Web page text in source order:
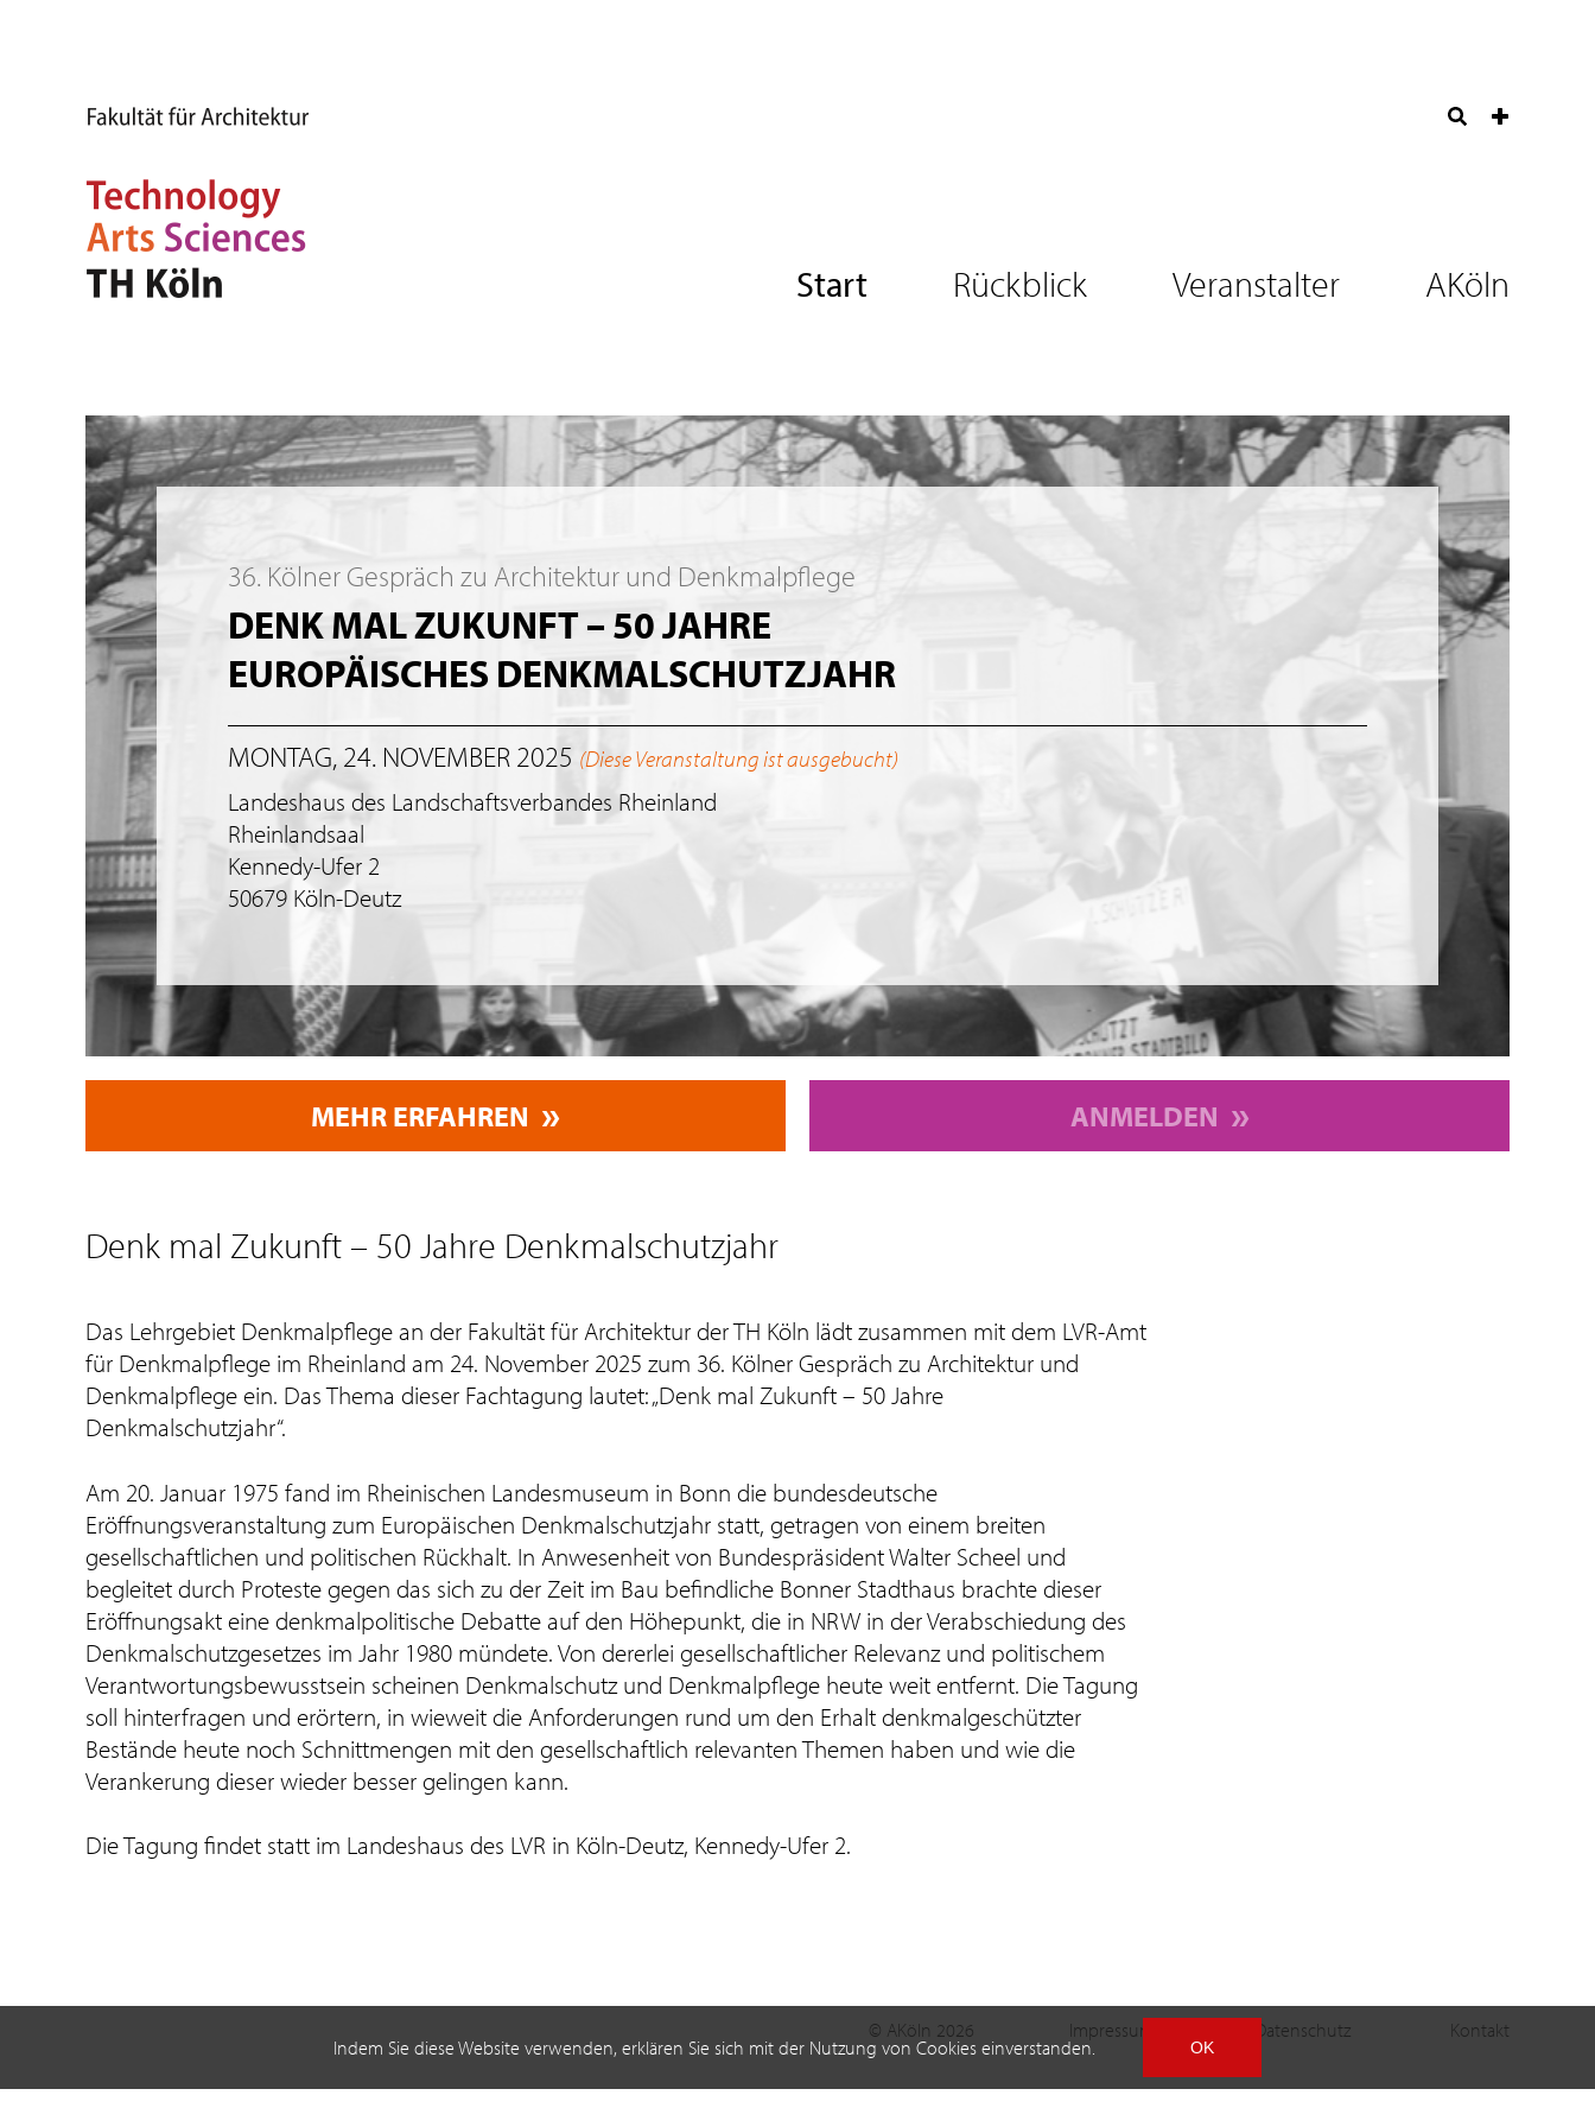
Indem Sie diese Website verwenden, erklären Sie sich mit der Nutzung von Cookies einverstanden. OK
Start Rückblick Veranstalter AKöln
36. Kölner Gespräch zu Architektur und Denkmalpflege
DENK MAL ZUKUNFT – 50 JAHRE
EUROPÄISCHES DENKMALSCHUTZJAHR
MONTAG, 24. NOVEMBER 2025 (Diese Veranstaltung ist ausgebucht)
Landeshaus des Landschaftsverbandes Rheinland
Rheinlandsaal
Kennedy-Ufer 2
50679 Köln-Deutz
MEHR ERFAHREN ANMELDEN
Denk mal Zukunft – 50 Jahre Denkmalschutzjahr
Das Lehrgebiet Denkmalpflege an der Fakultät für Architektur der TH Köln lädt zusammen mit dem LVR-Amt
für Denkmalpflege im Rheinland am 24. November 2025 zum 36. Kölner Gespräch zu Architektur und
Denkmalpflege ein. Das Thema dieser Fachtagung lautet: „Denk mal Zukunft – 50 Jahre
Denkmalschutzjahr“.
Am 20. Januar 1975 fand im Rheinischen Landesmuseum in Bonn die bundesdeutsche
Eröffnungsveranstaltung zum Europäischen Denkmalschutzjahr statt, getragen von einem breiten
gesellschaftlichen und politischen Rückhalt. In Anwesenheit von Bundespräsident Walter Scheel und
begleitet durch Proteste gegen das sich zu der Zeit im Bau befindliche Bonner Stadthaus brachte dieser
Eröffnungsakt eine denkmalpolitische Debatte auf den Höhepunkt, die in NRW in der Verabschiedung des
Denkmalschutzgesetzes im Jahr 1980 mündete. Von dererlei gesellschaftlicher Relevanz und politischem
Verantwortungsbewusstsein scheinen Denkmalschutz und Denkmalpflege heute weit entfernt. Die Tagung
soll hinterfragen und erörtern, in wieweit die Anforderungen rund um den Erhalt denkmalgeschützter
Bestände heute noch Schnittmengen mit den gesellschaftlich relevanten Themen haben und wie die
Verankerung dieser wieder besser gelingen kann.
Die Tagung findet statt im Landeshaus des LVR in Köln-Deutz, Kennedy-Ufer 2.
© AKöln 2026 Impressum Datenschutz Kontakt